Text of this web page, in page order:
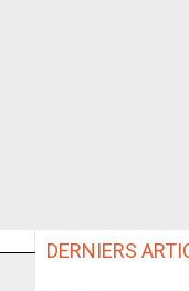
DERNIERS